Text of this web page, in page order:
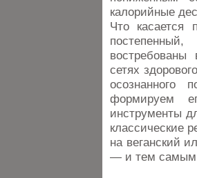
калорийные
Что касается
сетях
формируем
инструменты
классические
на веганский
— и тем самым